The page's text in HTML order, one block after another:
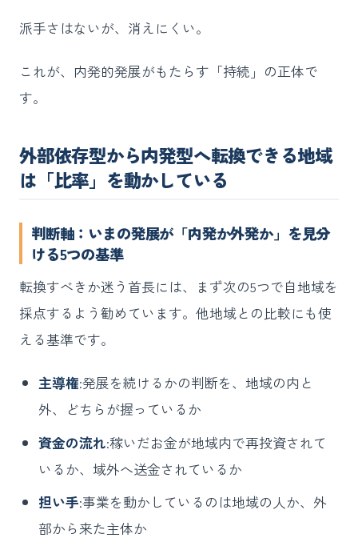
派手さはないが、消えにくい。
これが、内発的発展がもたらす「持続」の正体で
す。
外部依存型から内発型へ転換できる地域
は「比率」を動かしている
判断軸：いまの発展が「内発か外発か」を見分
ける5つの基準
転換すべきか迷う首長には、まず次の5つで自地域を
採点するよう勧めています。他地域との比較にも使
える基準です。
主導権:発展を続けるかの判断を、地域の内と
外、どちらが握っているか
資金の流れ:稼いだお金が地域内で再投資されて
いるか、域外へ送金されているか
担い手:事業を動かしているのは地域の人か、外
部から来た主体か